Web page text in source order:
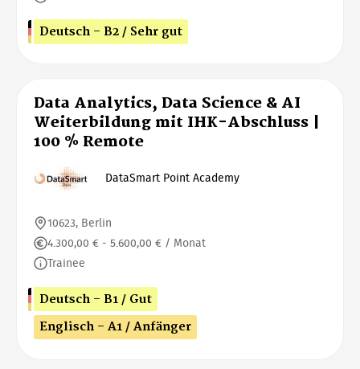
Deutsch - B2 / Sehr gut
Data Analytics, Data Science & AI
Weiterbildung mit IHK-Abschluss |
100 % Remote
DataSmart Point Academy
10623, Berlin
4.300,00 € - 5.600,00 € / Monat
Trainee
Deutsch - B1 / Gut
Englisch - A1 / Anfänger